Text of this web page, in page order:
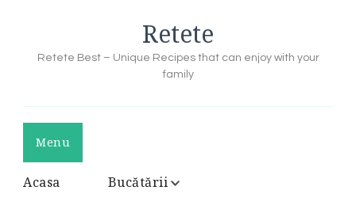
Retete
Retete Best – Unique Recipes that can enjoy with your
family
Menu
Acasa Bucătării